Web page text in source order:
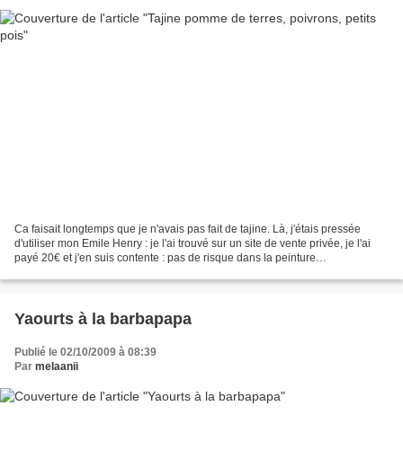
Ca faisait longtemps que je n'avais pas fait de tajine. Là, j'étais pressée
d'utiliser mon Emile Henry : je l'ai trouvé sur un site de vente privée, je l'ai
payé 20€ et j'en suis contente : pas de risque dans la peinture
Yaourts à la barbapapa
Publié le 02/10/2009 à 08:39
Par melaanii